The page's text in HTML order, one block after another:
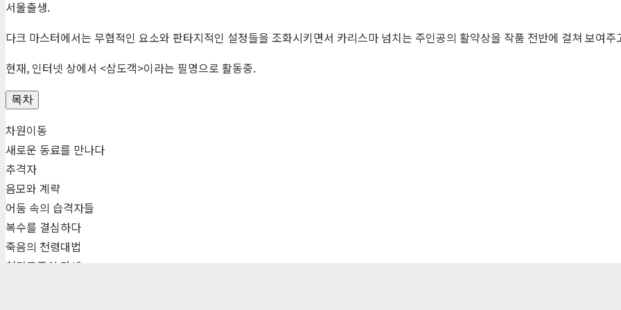
서울출생.
다크 마스터에서는 무협적인 요소와 판타지적인 설정들을 조화시키면서 카리스마 넘치는 주인공의 활약상을 작품 전반에 걸쳐 보여주
현재, 인터넷 상에서 <삼도객>이라는 필명으로 활동중.
목차
차원이동
새로운 동료를 만나다
추격자
음모와 계략
어둠 속의 습격자들
복수를 결심하다
죽음의 천령대법
천마교주의 탄생